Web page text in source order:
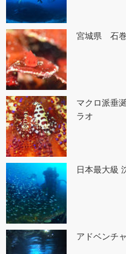
宮城県 石
マクロ派垂
ラオ
日本最大級
アドベンチ